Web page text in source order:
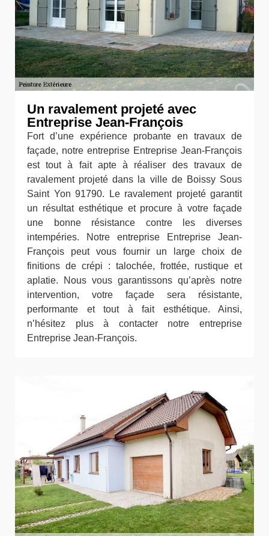
Un ravalement projeté avec
Entreprise Jean-François
Fort d’une expérience probante en travaux de
façade, notre entreprise Entreprise Jean-François
est tout à fait apte à réaliser des travaux de
ravalement projeté dans la ville de Boissy Sous
Saint Yon 91790. Le ravalement projeté garantit
un résultat esthétique et procure à votre façade
une bonne résistance contre les diverses
intempéries. Notre entreprise Entreprise Jean-
François peut vous fournir un large choix de
finitions de crépi : talochée, frottée, rustique et
aplatie. Nous vous garantissons qu’après notre
intervention, votre façade sera résistante,
performante et tout à fait esthétique. Ainsi,
n’hésitez plus à contacter notre entreprise
Entreprise Jean-François.